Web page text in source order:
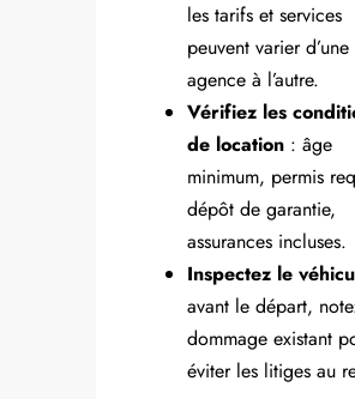
les tarifs et services
peuvent varier d’une
agence à l’autre.
Vérifiez les
de location : âge
minimum, permis
dépôt de garantie,
assurances incluses.
Inspectez le
avant le départ,
dommage existant
éviter les litiges au